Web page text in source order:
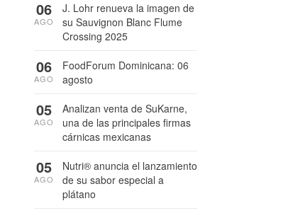
J. Lohr renueva la imagen de
su Sauvignon Blanc Flume
Crossing 2025
06
AGO
FoodForum Dominicana: 06
agosto
06
AGO
Analizan venta de SuKarne,
una de las principales firmas
cárnicas mexicanas
05
AGO
Nutri® anuncia el lanzamiento
de su sabor especial a
plátano
05
AGO